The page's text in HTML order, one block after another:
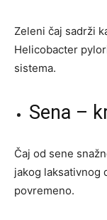
Zeleni čaj sadrži
Helicobacter
sistema.
Sena –
Čaj od sene
jakog laksativnog
povremeno.